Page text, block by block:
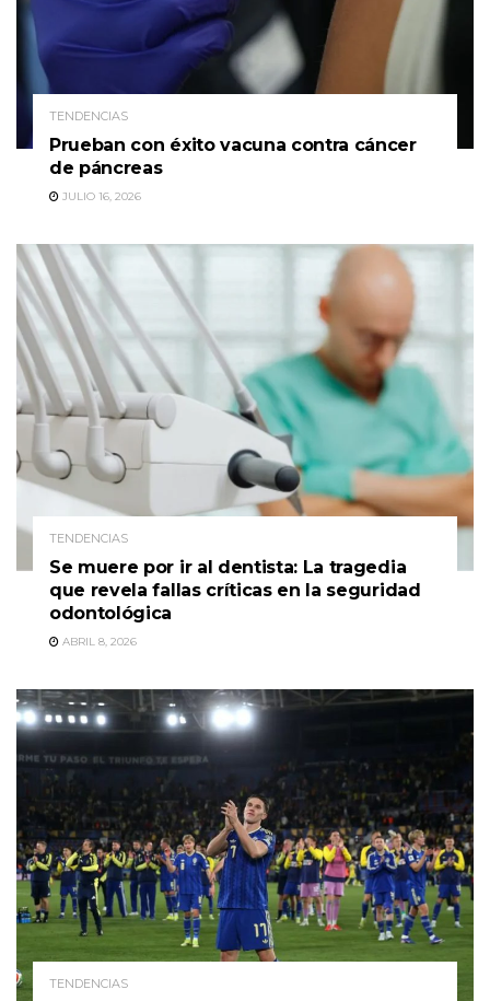
TENDENCIAS
Prueban con éxito vacuna contra cáncer
de páncreas
JULIO 16, 2026
TENDENCIAS
Se muere por ir al dentista: La tragedia
que revela fallas críticas en la seguridad
odontológica
ABRIL 8, 2026
TENDENCIAS